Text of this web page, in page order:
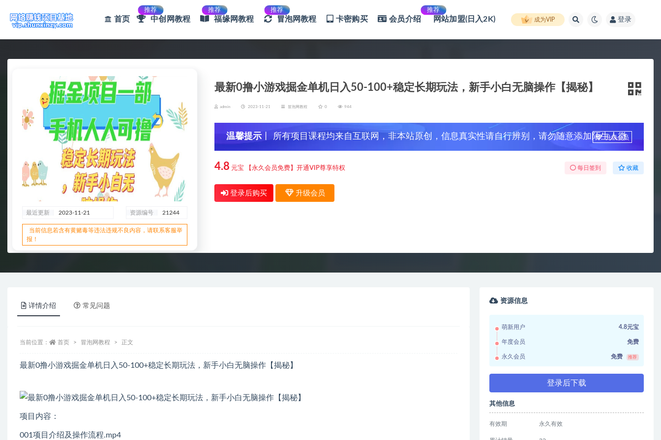
首页
推荐
中创网教程
推荐
福缘网教程
推荐
冒泡网教程 卡密购买 会员介绍
推荐
网站加盟(日入2K) 成为VIP 登录
最近更新 2023-11-21 资源编号 21244
当前信息若含有黄赌毒等违法违规不良内容，请联系客服举
报！
最新0撸小游戏掘金单机日入50-100+稳定长期玩法，新手小白无脑操作【揭秘】
admin 2023-11-21 冒泡网教程 0 944
温馨提示 丨 所有项目课程均来自互联网，非本站原创，信息真实性请自行辨别，请勿随意添加陌生人微
信，谨防上当受骗！
升级会员
4.8 元宝 【永久会员免费】开通VIP尊享特权 每日签到 收藏
登录后购买 升级会员
详情介绍 常见问题
当前位置： 首页 冒泡网教程 正文
最新0撸小游戏掘金单机日入50-100+稳定长期玩法，新手小白无脑操作【揭秘】
项目内容：
001项目介绍及操作流程.mp4
资源信息
萌新用户 4.8元宝
年度会员 免费
永久会员 免费 推荐
登录后下载
其他信息
有效期 永久有效